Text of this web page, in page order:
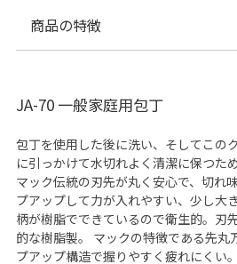
商品の特徴
JA-70 一般家庭用包丁
包丁を使用した後に洗い、そしてこの
に引っかけて水切れよく清潔に保つた
マック伝統の刃先が丸く安心で、切れ
プアップして力が入れやすい、少し大
柄が樹脂でできているので衛生的。刃
的な樹脂製。 マックの特徴である先丸
プアップ構造で握りやすく疲れにくい